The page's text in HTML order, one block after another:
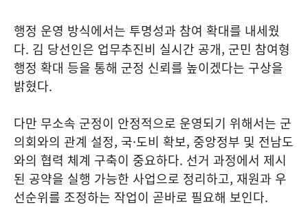
행정 운영 방식에서는 투명성과 참여 확대를 내세웠
다. 김 당선인은 업무추진비 실시간 공개, 군민 참여형
행정 확대 등을 통해 군정 신뢰를 높이겠다는 구상을
밝혔다.
다만 무소속 군정이 안정적으로 운영되기 위해서는 군
의회와의 관계 설정, 국·도비 확보, 중앙정부 및 전남도
와의 협력 체계 구축이 중요하다. 선거 과정에서 제시
된 공약을 실행 가능한 사업으로 정리하고, 재원과 우
선순위를 조정하는 작업이 곧바로 필요해 보인다.